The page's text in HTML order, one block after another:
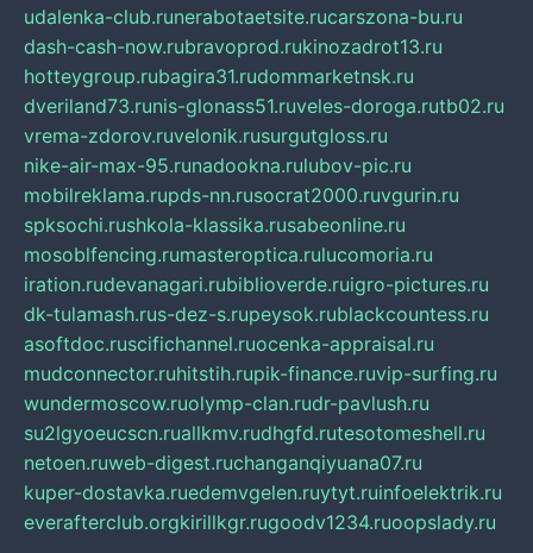
udalenka-club.runerabotaetsite.rucarszona-bu.ru
dash-cash-now.rubravoprod.rukinozadrot13.ru
hotteygroup.rubagira31.rudommarketnsk.ru
dveriland73.runis-glonass51.ruveles-doroga.rutb02.ru
vrema-zdorov.ruvelonik.rusurgutgloss.ru
nike-air-max-95.runadookna.rulubov-pic.ru
mobilreklama.rupds-nn.rusocrat2000.ruvgurin.ru
spksochi.rushkola-klassika.rusabeonline.ru
mosoblfencing.rumasteroptica.rulucomoria.ru
iration.rudevanagari.rubiblioverde.ruigro-pictures.ru
dk-tulamash.rus-dez-s.rupeysok.rublackcountess.ru
asoftdoc.ruscifichannel.ruocenka-appraisal.ru
mudconnector.ruhitstih.rupik-finance.ruvip-surfing.ru
wundermoscow.ruolymp-clan.rudr-pavlush.ru
su2lgyoeucscn.ruallkmv.rudhgfd.rutesotomeshell.ru
netoen.ruweb-digest.ruchanganqiyuana07.ru
kuper-dostavka.ruedemvgelen.ruytyt.ruinfoelektrik.ru
everafterclub.orgkirillkgr.rugoodv1234.ruoopslady.ru